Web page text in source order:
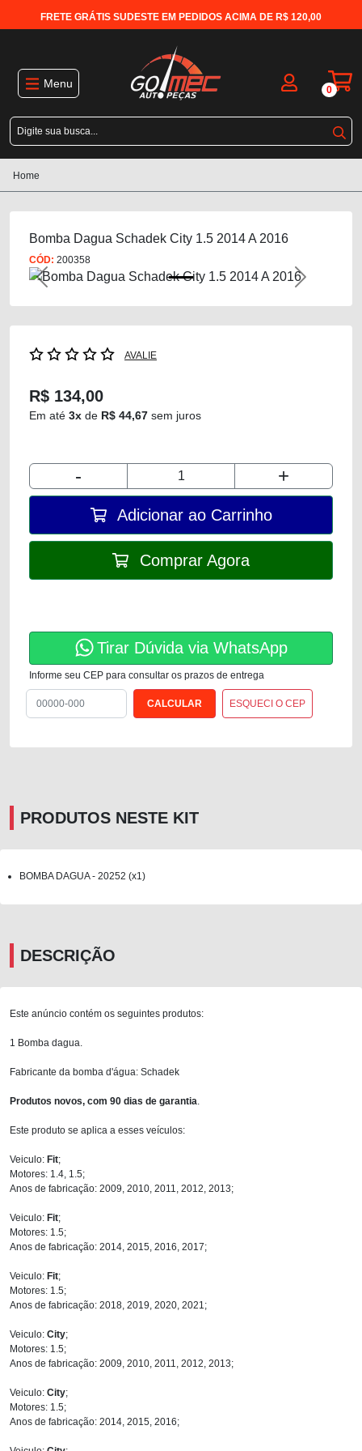
FRETE GRÁTIS SUDESTE EM PEDIDOS ACIMA DE R$ 120,00
Menu 0
Home
Bomba Dagua Schadek City 1.5 2014 A 2016
CÓD: 200358
Previous Next
AVALIE
R$ 134,00
Em até 3x de R$ 44,67 sem juros
- +
Adicionar ao Carrinho
Comprar Agora
Tirar Dúvida via WhatsApp
Informe seu CEP para consultar os prazos de entrega
ESQUECI O CEP
PRODUTOS NESTE KIT
BOMBA DAGUA - 20252 (x1)
DESCRIÇÃO
Este anúncio contém os seguintes produtos:
1 Bomba dagua.
Fabricante da bomba d'água: Schadek
Produtos novos, com 90 dias de garantia
Este produto se aplica a esses veículos:
Veiculo: Fit;
Motores: 1.4, 1.5;
Anos de fabricação: 2009, 2010, 2011, 2012, 2013;
Veiculo: Fit;
Motores: 1.5;
Anos de fabricação: 2014, 2015, 2016, 2017;
Veiculo: Fit;
Motores: 1.5;
Anos de fabricação: 2018, 2019, 2020, 2021;
Veiculo: City;
Motores: 1.5;
Anos de fabricação: 2009, 2010, 2011, 2012, 2013;
Veiculo: City;
Motores: 1.5;
Anos de fabricação: 2014, 2015, 2016;